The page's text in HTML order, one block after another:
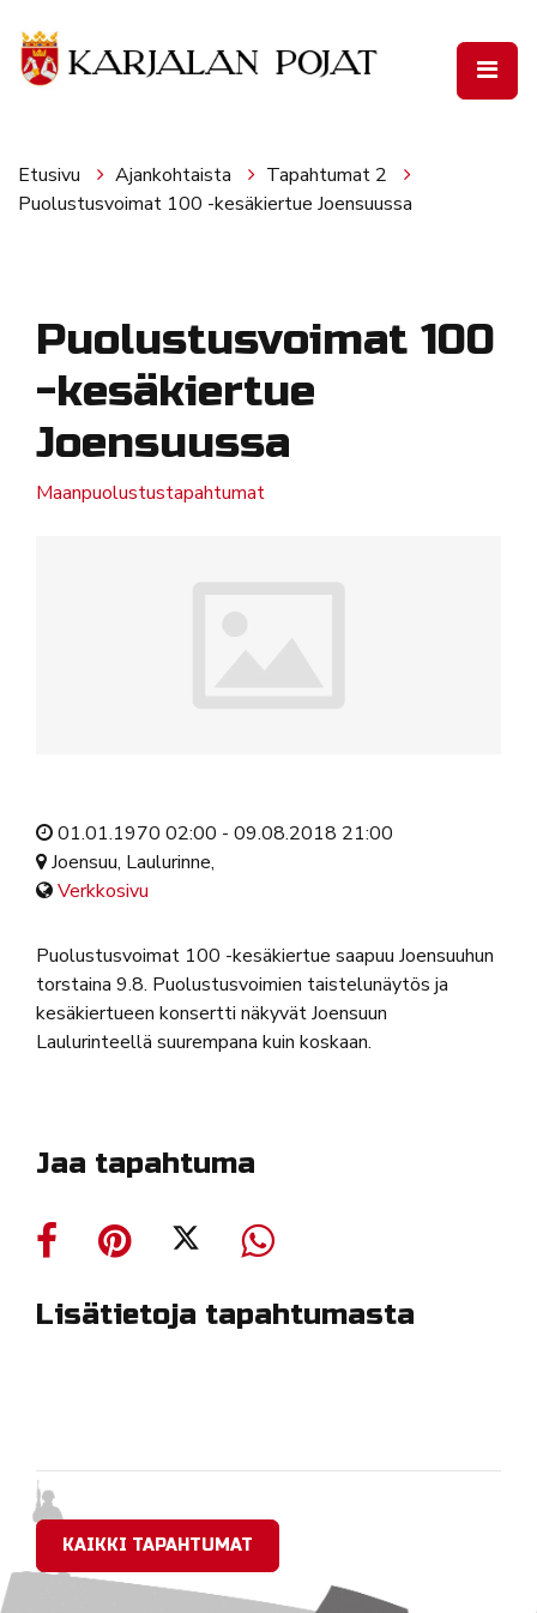
Etusivu Ajankohtaista
Tapahtumat 2
Puolustusvoimat 100 -kesäkiertue Joensuussa
Puolustusvoimat 100
-kesäkiertue
Joensuussa
Maanpuolustustapahtumat
01.01.1970 02:00 - 09.08.2018 21:00
Joensuu, Laulurinne,
Verkkosivu
Puolustusvoimat 100 -kesäkiertue saapuu Joensuuhun
torstaina 9.8. Puolustusvoimien taistelunäytös ja
kesäkiertueen konsertti näkyvät Joensuun
Laulurinteellä suurempana kuin koskaan.
Jaa tapahtuma
Lisätietoja tapahtumasta
KAIKKI TAPAHTUMAT